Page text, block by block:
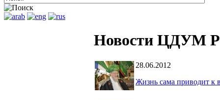
Новости ЦДУМ
28.06.2012
Жизнь сама приводит к